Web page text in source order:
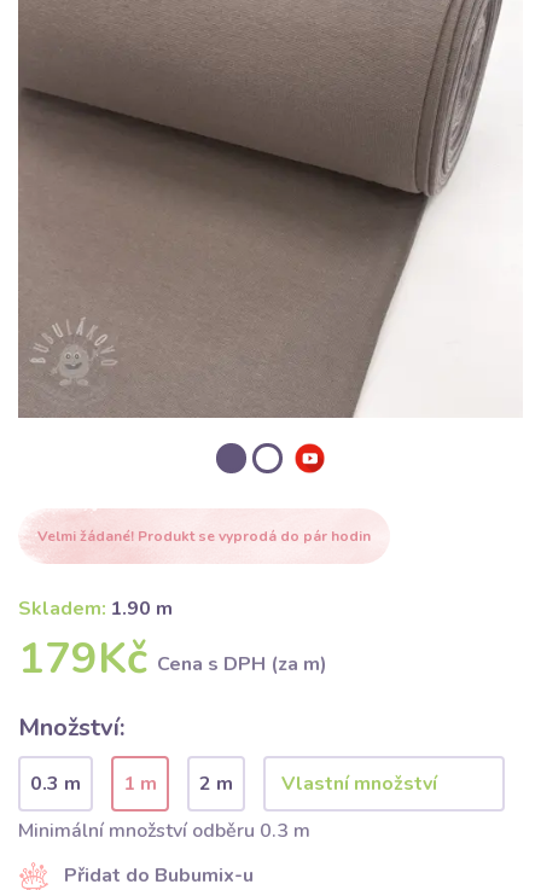
Velmi žádané! Produkt se vyprodá do pár hodin
Skladem: 1.90 m
179Kč Cena s DPH (za m)
Množství:
0.3 m 1 m
2 m
Minimální množství odběru 0.3 m
Přidat do Bubumix-u